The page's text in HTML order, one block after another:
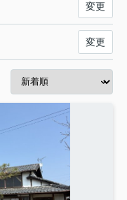
変更
変更